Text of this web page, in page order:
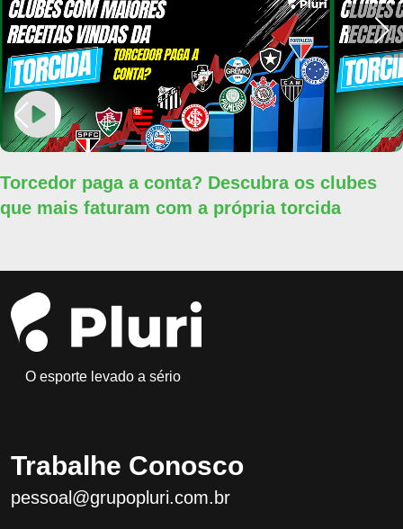
Torcedor paga a conta? Descubra os clubes
que mais faturam com a própria torcida
O esporte levado a sério
Trabalhe Conosco
pessoal@grupopluri.com.br